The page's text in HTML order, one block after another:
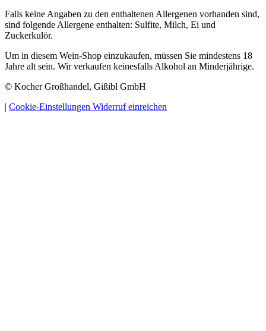
Falls keine Angaben zu den enthaltenen Allergenen vorhanden sind,
sind folgende Allergene enthalten: Sulfite, Milch, Ei und
Zuckerkulör.
Um in diesem Wein-Shop einzukaufen, müssen Sie mindestens 18
Jahre alt sein. Wir verkaufen keinesfalls Alkohol an Minderjährige.
© Kocher Großhandel, Gißibl GmbH
| Cookie-Einstellungen Widerruf einreichen